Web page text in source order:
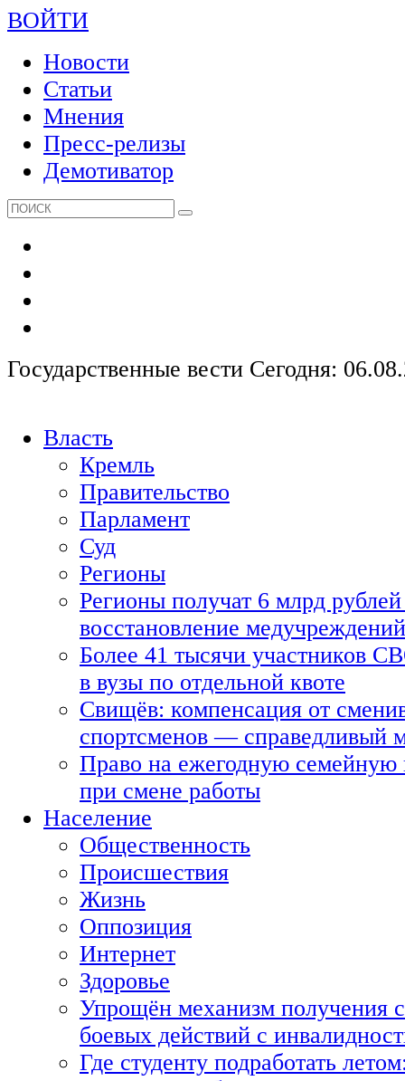
ВОЙТИ
Новости
Статьи
Мнения
Пресс-релизы
Демотиватор
Государственные вести Сегодня:
Власть
Кремль
Правительство
Парламент
Суд
Регионы
Регионы получат 6 млрд рублей
восстановление медучреждений
Более 41 тысячи участников
в вузы по отдельной квоте
Свищёв: компенсация от
спортсменов — справедливый
Право на ежегодную семейную
при смене работы
Население
Общественность
Происшествия
Жизнь
Оппозиция
Интернет
Здоровье
Упрощён механизм получения
боевых действий с
Где студенту подработать